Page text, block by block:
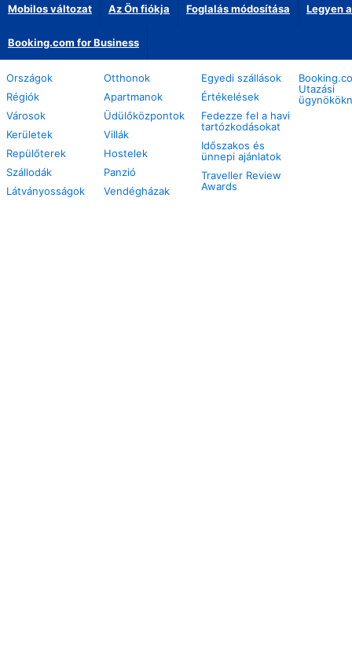
Mobilos változat Az Ön fiókja Foglalás módosítása Legyen
Booking.com for Business
Országok
Régiók
Városok
Kerületek
Repülőterek
Szállodák
Látványosságok
Otthonok
Apartmanok
Üdülőközpontok
Villák
Hostelek
Panzió
Vendégházak
Egyedi szállások
Értékelések
Fedezze fel a havi
tartózkodásokat
Időszakos és
ünnepi ajánlatok
Traveller Review
Awards
Utazási